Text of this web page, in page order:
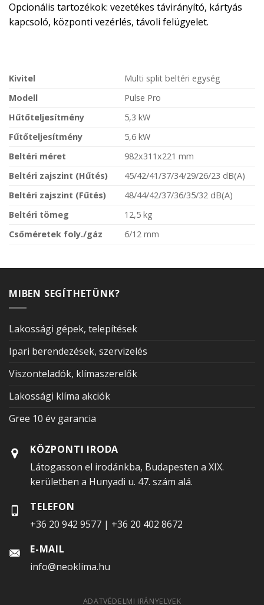
Opcionális tartozékok: vezetékes távirányító, kártyás
kapcsoló, központi vezérlés, távoli felügyelet.
Kivitel
Multi split beltéri egység
Modell
Pulse Pro
Hűtőteljesítmény
5,3 kW
Fűtőteljesítmény
5,6 kW
Beltéri méret
982x311x221 mm
Beltéri zajszint (Hűtés)
45/42/41/37/34/29/26/23 dB(A)
Beltéri zajszint (Fűtés)
48/44/42/37/36/35/32 dB(A)
Beltéri tömeg
12,5 kg
Csőméretek foly./gáz
6/12 mm
MIBEN SEGÍTHETÜNK?
Lakossági gépek, telepítések
Ipari berendezések, szervizelés
Viszonteladók, klímaszerelők
Lakossági klíma akciók
Gree 10 év garancia
KÖZPONTI IRODA
Látogasson el irodánkba, Budapesten a XIX.
kerületben a Hunyadi u. 47. szám alá.
TELEFON
+36 20 942 9577 | +36 20 402 8672
E-MAIL
info@neoklima.hu
ADATVÉDELMI IRÁNYELVEK